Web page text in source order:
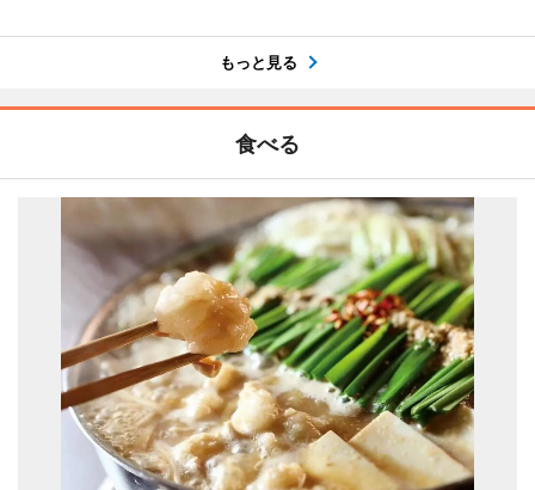
もっと見る
食べる